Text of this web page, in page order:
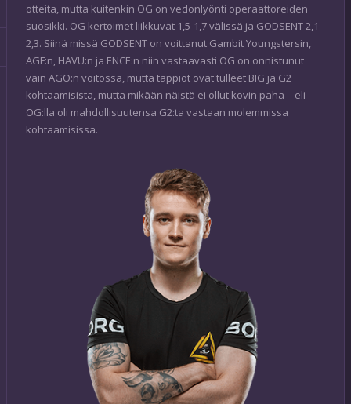
otteita, mutta kuitenkin OG on vedonlyönti operaattoreiden
suosikki. OG kertoimet liikkuvat 1,5-1,7 välissä ja GODSENT 2,1-
2,3. Siinä missä GODSENT on voittanut Gambit Youngstersin,
AGF:n, HAVU:n ja ENCE:n niin vastaavasti OG on onnistunut
vain AGO:n voitossa, mutta tappiot ovat tulleet BIG ja G2
kohtaamisista, mutta mikään näistä ei ollut kovin paha – eli
OG:lla oli mahdollisuutensa G2:ta vastaan molemmissa
kohtaamisissa.